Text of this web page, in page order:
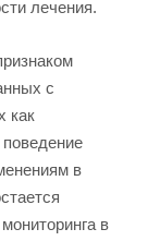
лечения.
с
как
в
в